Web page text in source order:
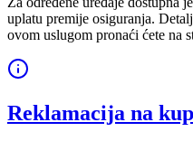
uplatu premije osiguranja.
ovom uslugom pronaći ćete na
Reklamacija na